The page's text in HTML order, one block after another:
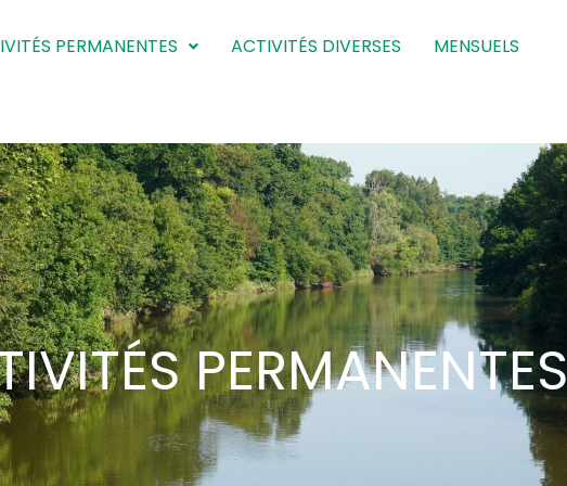
PERMANENTES ACTIVITÉS DIVERSES
MENSUELS
PERMANENTES